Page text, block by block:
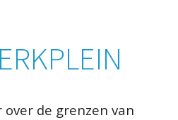
de grenzen van